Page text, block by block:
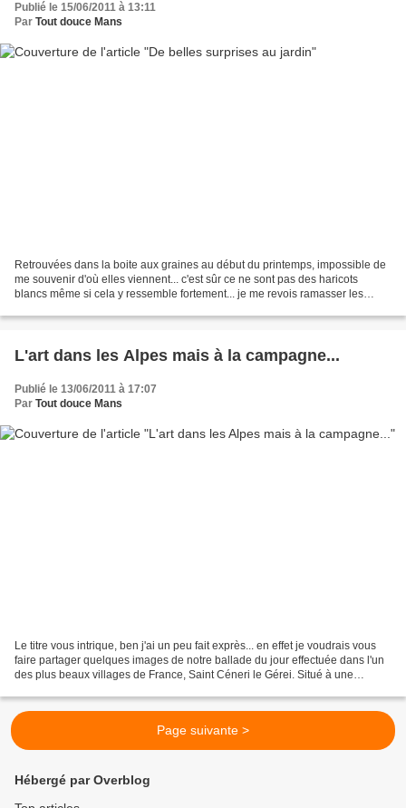
Publié le 15/06/2011 à 13:11
Par Tout douce Mans
Retrouvées dans la boite aux graines au début du printemps, impossible de
me souvenir d'où elles viennent... c'est sûr ce ne sont pas des haricots
blancs même si cela y ressemble fortement... je me revois ramasser les
L'art dans les Alpes mais à la campagne...
Publié le 13/06/2011 à 17:07
Par Tout douce Mans
Le titre vous intrique, ben j'ai un peu fait exprès... en effet je voudrais vous
faire partager quelques images de notre ballade du jour effectuée dans l'un
des plus beaux villages de France, Saint Céneri le Gérei. Situé à une
Page suivante >
Hébergé par Overblog